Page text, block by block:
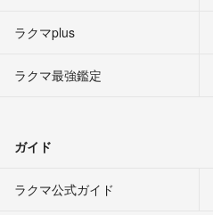
ラクマplus
ラクマ最強鑑定
ガイド
ラクマ公式ガイド